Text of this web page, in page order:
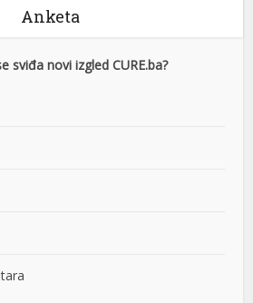
Anketa
sviđa novi izgled CURE.ba?